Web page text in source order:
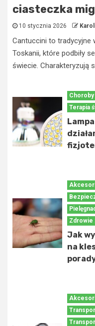
ciasteczka
10 stycznia 2026
Cantuccini to tradycyjne
Toskanii, które podbiły
świecie. Charakteryzują
Terapia
Zdrowie
Jak
na